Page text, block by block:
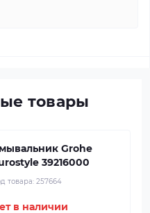
товары
Grohe
39216000
товара: 257664
в наличии